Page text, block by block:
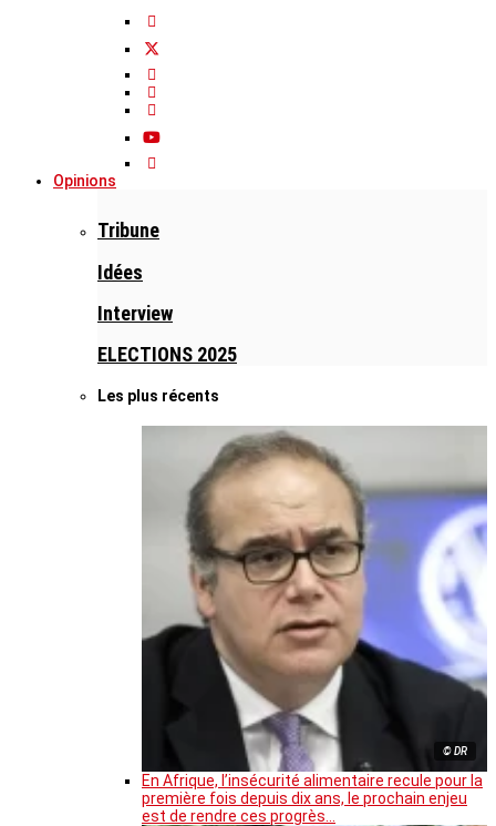
Opinions
Tribune
Idées
Interview
ELECTIONS 2025
Les plus récents
© DR
En Afrique, l’insécurité alimentaire recule pour la
première fois depuis dix ans, le prochain enjeu
est de rendre ces progrès…